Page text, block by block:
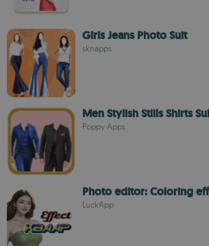
Girls Jeans Photo Suit
sknapps
Men Stylish Stills Shirts
Poppy Apps
Photo editor: Coloring
LuckApp